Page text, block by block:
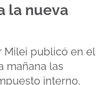
la nueva
Milei publicó en el
mañana las
interno,